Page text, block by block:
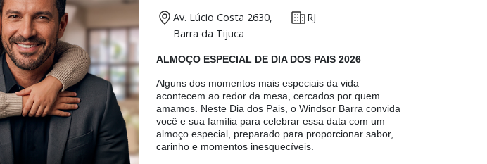
Av. Lúcio Costa 2630,
Barra da Tijuca
RJ
ALMOÇO ESPECIAL DE DIA DOS PAIS 2026
Alguns dos momentos mais especiais da vida
acontecem ao redor da mesa, cercados por quem
amamos. Neste Dia dos Pais, o Windsor Barra convida
você e sua família para celebrar essa data com um
almoço especial, preparado para proporcionar sabor,
carinho e momentos inesquecíveis.